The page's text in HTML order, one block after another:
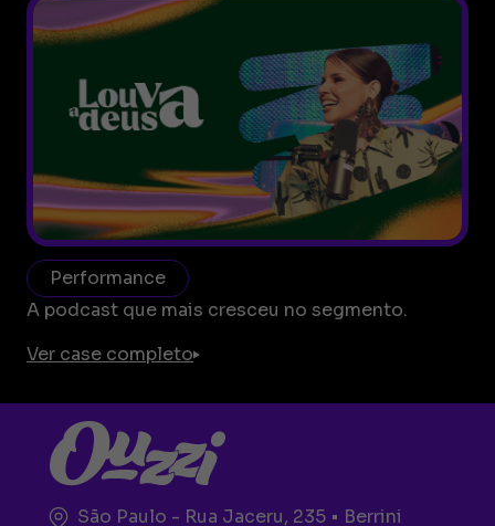
A podcast que mais cresceu no segmento.
Performance
Ver case completo
São Paulo - Rua Jaceru, 235 • Berrini